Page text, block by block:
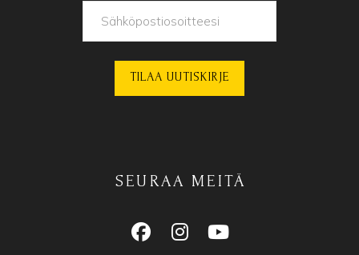
SEURAA MEITÄ